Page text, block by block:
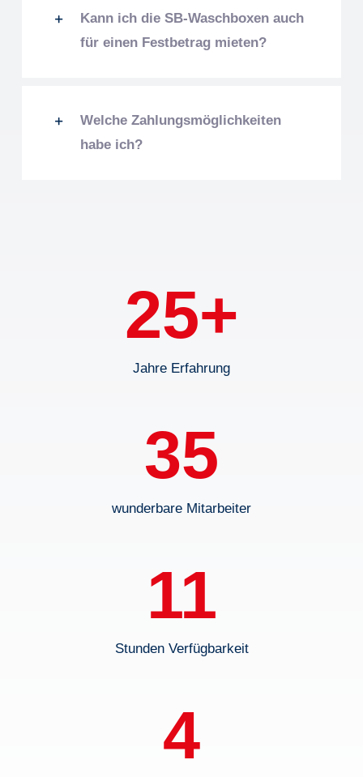
Kann ich die SB-Waschboxen auch
für einen Festbetrag mieten?
Welche Zahlungsmöglichkeiten
habe ich?
25+
Jahre Erfahrung
35
wunderbare Mitarbeiter
11
Stunden Verfügbarkeit
4